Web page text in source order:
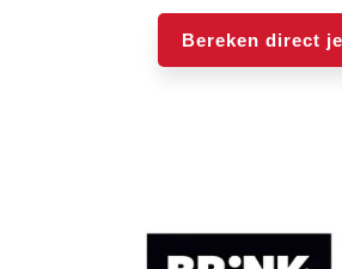
Bereken direct